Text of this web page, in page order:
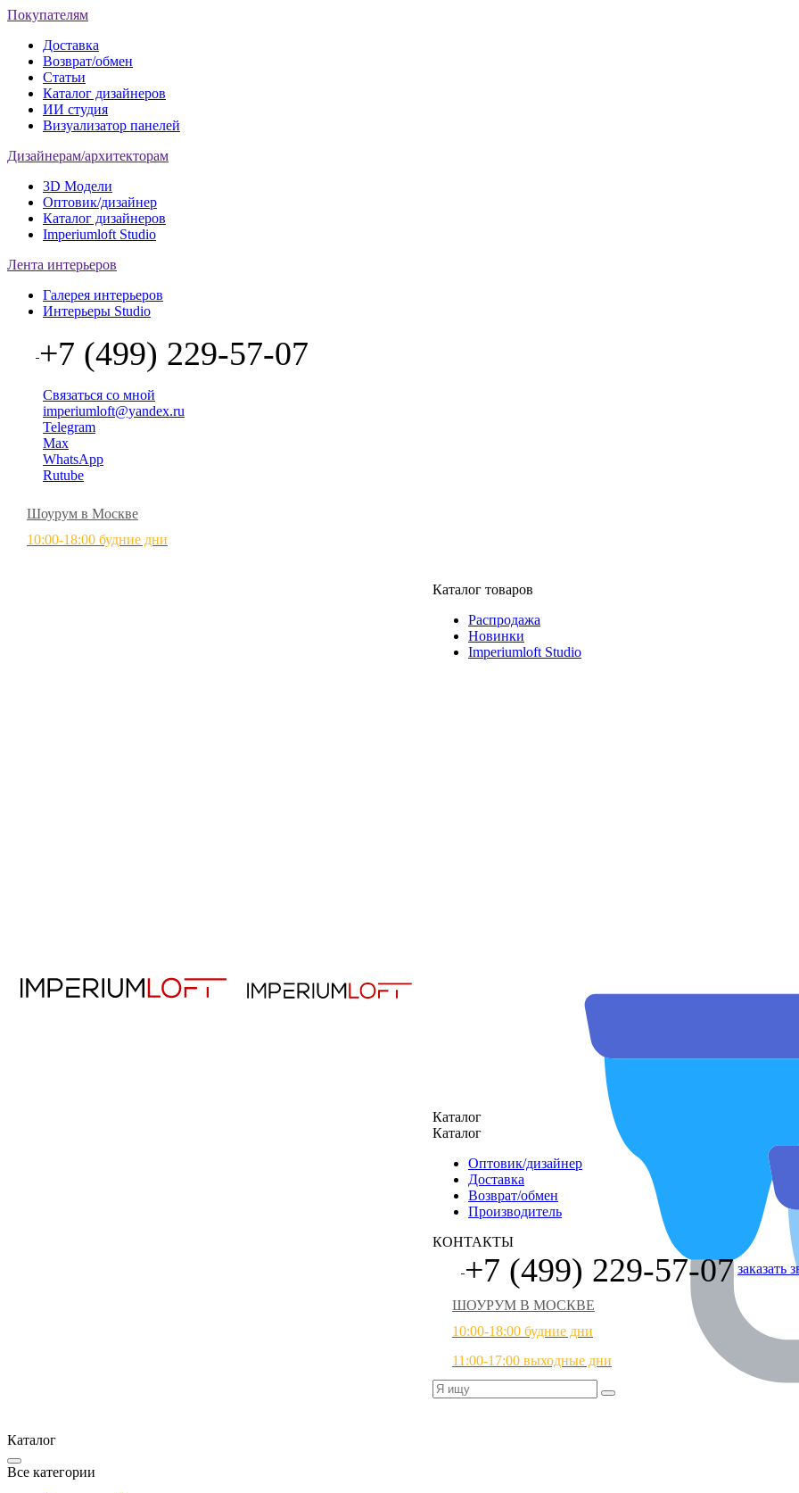
Покупателям
Доставка
Возврат/обмен
Статьи
Каталог дизайнеров
ИИ студия
Визуализатор панелей
Дизайнерам/архитекторам
3D Модели
Оптовик/дизайнер
Каталог дизайнеров
Imperiumloft Studio
Лента интерьеров
Галерея интерьеров
Интерьеры Studio
+7 (499) 229-57-07
Связаться со мной
imperiumloft@yandex.ru
Telegram
Max
WhatsApp
Rutube
Шоурум в Москве
10:00-18:00 будние дни
Каталог товаров
Распродажа
Новинки
Imperiumloft Studio
Каталог
Каталог
Оптовик/дизайнер
Доставка
Возврат/обмен
Производитель
КОНТАКТЫ
+7 (499) 229-57-07 заказать
ШОУРУМ В МОСКВЕ
10:00-18:00 будние дни
11:00-17:00 выходные дни
Каталог
Все категории